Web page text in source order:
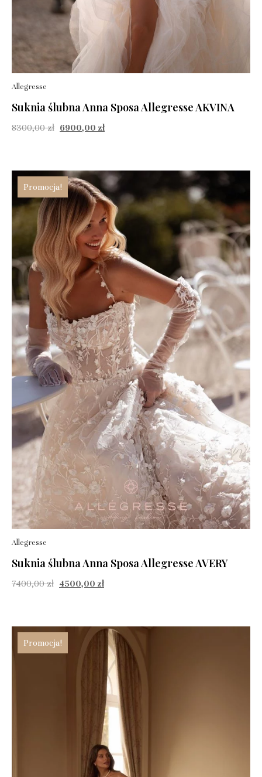
Allegresse
Suknia ślubna Anna Sposa Allegresse AKVINA
8300,00zł 6900,00 zł
Promocja!
Allegresse
Suknia ślubna Anna Sposa Allegresse AVERY
7400,00zł 4500,00 zł
Promocja!